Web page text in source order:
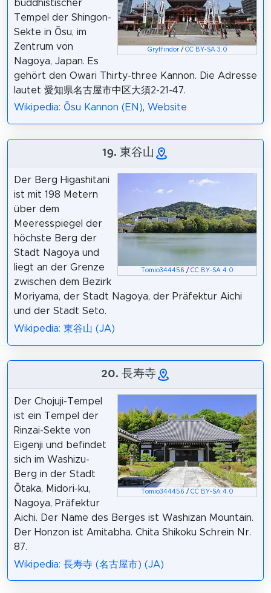
Gryffindor/ CC BY-SA 3.0
buddhistischer
Tempel der Shingon-
Sekte in Ōsu, im
Zentrum von
Nagoya, Japan. Es
gehört den Owari Thirty-three Kannon. Die Adresse
lautet 愛知県名古屋市中区大須2-21-47.
Wikipedia: Ōsu Kannon (EN), Website
19. 東谷山
Tomio344456 /CC BY-SA 4.0
Der Berg Higashitani
ist mit 198 Metern
über dem
Meeresspiegel der
höchste Berg der
Stadt Nagoya und
liegt an der Grenze
zwischen dem Bezirk
Moriyama, der Stadt Nagoya, der Präfektur Aichi
und der Stadt Seto.
Wikipedia: 東谷山 (JA)
20. 長寿寺
Tomio344456 /CC BY-SA 4.0
Der Chojuji-Tempel
ist ein Tempel der
Rinzai-Sekte von
Eigenji und befindet
sich im Washizu-
Berg in der Stadt
Ōtaka, Midori-ku,
Nagoya, Präfektur
Aichi. Der Name des Berges ist Washizan Mountain.
Der Honzon ist Amitabha. Chita Shikoku Schrein Nr.
87.
Wikipedia: 長寿寺 (名古屋市) (JA)